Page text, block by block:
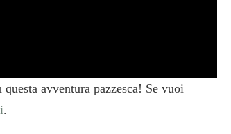
avventura pazzesca! Se vuoi
.